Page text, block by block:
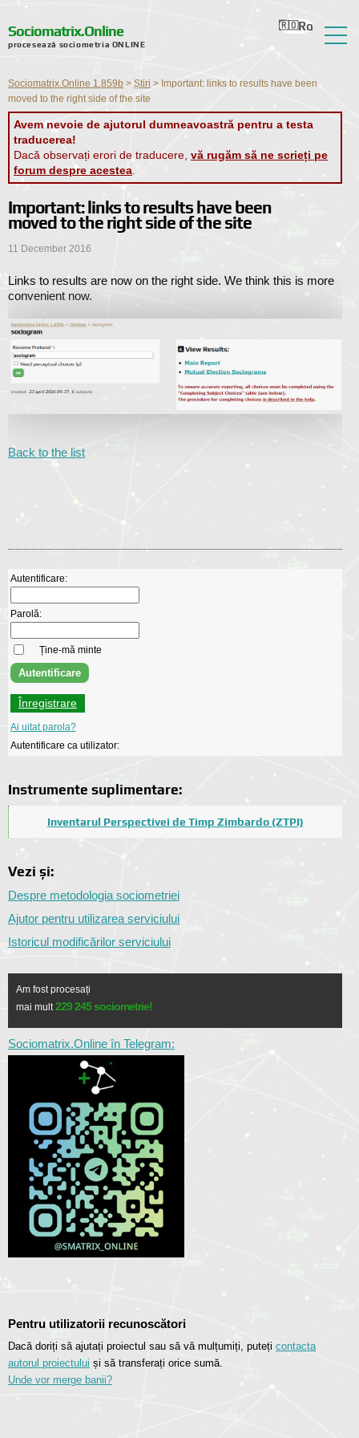
Sociomatrix.Online
procesează sociometria ONLINE
Recenzii
Ajutor
Forum
Informații de contact
Ro
Ru
En
Ua
Nl
Sociomatrix.Online 1.859b > Știri > Important: links to results have been
moved to the right side of the site
Avem nevoie de ajutorul dumneavoastră pentru a testa
traducerea!
Dacă observați erori de traducere, vă rugăm să ne scrieți pe
forum despre acestea
Important: links to results have been
moved to the right side of the site
11 December 2016
Links to results are now on the right side. We think this is more
convenient now.
Back to the list
Autentificare:
Parolă:
Ține-mă minte
Înregistrare
Ai uitat parola?
Autentificare ca utilizator:
Instrumente suplimentare:
Inventarul Perspectivei de Timp Zimbardo (ZTPI)
Vezi și:
Despre metodologia sociometriei
Ajutor pentru utilizarea serviciului
Istoricul modificărilor serviciului
Am fost procesați
mai mult229 245 sociometrie!
Sociomatrix.Online în Telegram:
Pentru utilizatorii recunoscători
Dacă doriți să ajutați proiectul sau să vă mulțumiți, puteți contacta
autorul proiectului și să transferați orice sumă.
Unde vor merge banii?